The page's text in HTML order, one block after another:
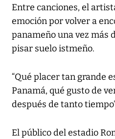
Entre canciones, el
emoción por volver a
panameño una vez más
pisar suelo istmeño.
“Qué placer tan grande
Panamá, qué gusto de
después de tanto
El público del estadio